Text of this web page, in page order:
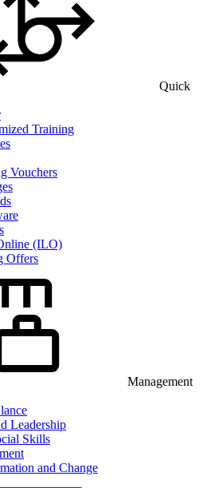
Quick
Training
Vouchers
(ILO)
Offers
Management
Leadership
Skills
and Change